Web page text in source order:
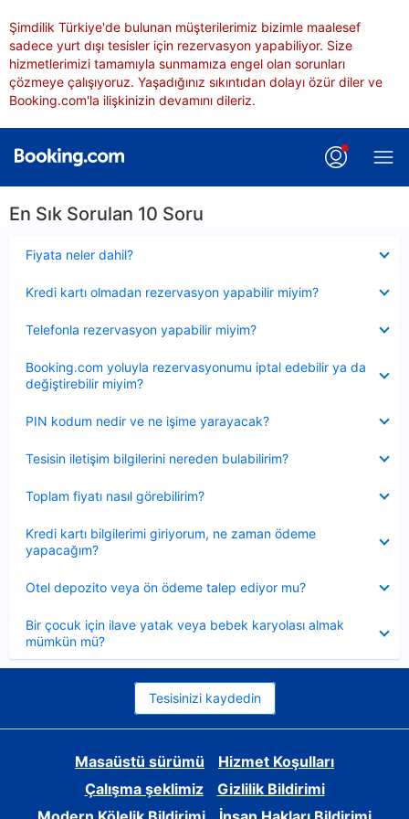
Şimdilik Türkiye'de bulunan müşterilerimiz bizimle maalesef
sadece yurt dışı tesisler için rezervasyon yapabiliyor. Size
hizmetlerimizi tamamıyla sunmamıza engel olan sorunları
çözmeye çalışıyoruz. Yaşadığınız sıkıntıdan dolayı özür diler ve
Booking.com'la ilişkinizin devamını dileriz.
En Sık Sorulan 10 Soru
Fiyata neler dahil?
Kredi kartı olmadan rezervasyon yapabilir miyim?
Telefonla rezervasyon yapabilir miyim?
Booking.com yoluyla rezervasyonumu iptal edebilir ya da
değiştirebilir miyim?
PIN kodum nedir ve ne işime yarayacak?
Tesisin iletişim bilgilerini nereden bulabilirim?
Toplam fiyatı nasıl görebilirim?
Kredi kartı bilgilerimi giriyorum, ne zaman ödeme
yapacağım?
Otel depozito veya ön ödeme talep ediyor mu?
Bir çocuk için ilave yatak veya bebek karyolası almak
mümkün mü?
Tesisinizi kaydedin
Masaüstü sürümü
Hizmet Koşulları
Çalışma şeklimiz
Gizlilik Bildirimi